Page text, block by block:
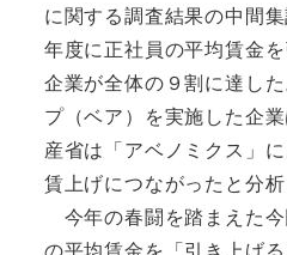
に関する調査結果の中間
年度に正社員の平均賃金
企業が全体の９割に達し
プ（ベア）を実施した企
産省は「アベノミクス」
賃上げにつながったと分析
今年の春闘を踏まえた